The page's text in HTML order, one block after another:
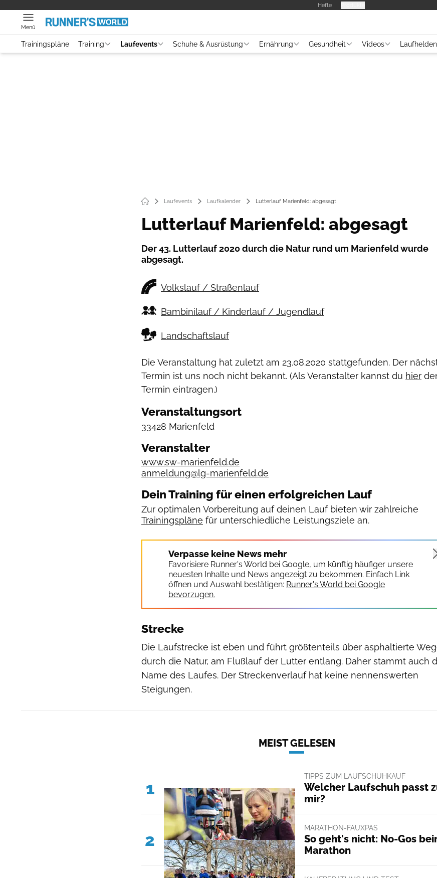
Hefte
Menü
Trainingspläne Training Laufevents Schuhe & Ausrüstung Ernährung Gesundheit Videos Laufhelden
Laufevents Laufkalender Lutterlauf Marienfeld: abgesagt
Lutterlauf Marienfeld: abgesagt
Der 43. Lutterlauf 2020 durch die Natur rund um Marienfeld wurde
abgesagt.
Volkslauf / Straßenlauf
Bambinilauf / Kinderlauf / Jugendlauf
Landschaftslauf
Die Veranstaltung hat zuletzt am 23.08.2020 stattgefunden. Der
Termin ist uns noch nicht bekannt. (Als Veranstalter kannst du hier
Termin eintragen.)
Veranstaltungsort
33428 Marienfeld
Veranstalter
www.sw-marienfeld.de
anmeldung@lg-marienfeld.de
Dein Training für einen erfolgreichen Lauf
Zur optimalen Vorbereitung auf deinen Lauf bieten wir zahlreiche
Trainingspläne für unterschiedliche Leistungsziele an.
Verpasse keine News mehr
Favorisiere Runner's World bei Google, um künftig häufiger unsere
neuesten Inhalte und News angezeigt zu bekommen. Einfach Link
öffnen und Auswahl bestätigen: Runner's World bei Google
bevorzugen.
Strecke
Die Laufstrecke ist eben und führt größtenteils über asphaltierte
durch die Natur, am Flußlauf der Lutter entlang. Daher stammt auch
Name des Laufes. Der Streckenverlauf hat keine nennenswerten
Steigungen.
MEIST GELESEN
1
TIPPS ZUM LAUFSCHUHKAUF
Welcher Laufschuh passt
mir?
2
MARATHON-FAUXPAS
So geht's nicht: No-Gos
Marathon